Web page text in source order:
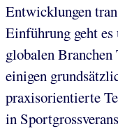
Entwicklungen
Einführung geht
globalen
einigen
praxisorientierte
in